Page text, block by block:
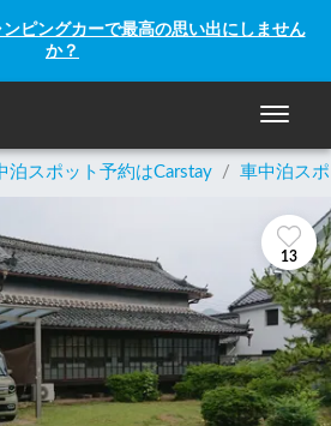
ピングカーで最高の思い出にしません
か？
ナビゲ
泊スポット予約はCarstay / 車中泊ス
13